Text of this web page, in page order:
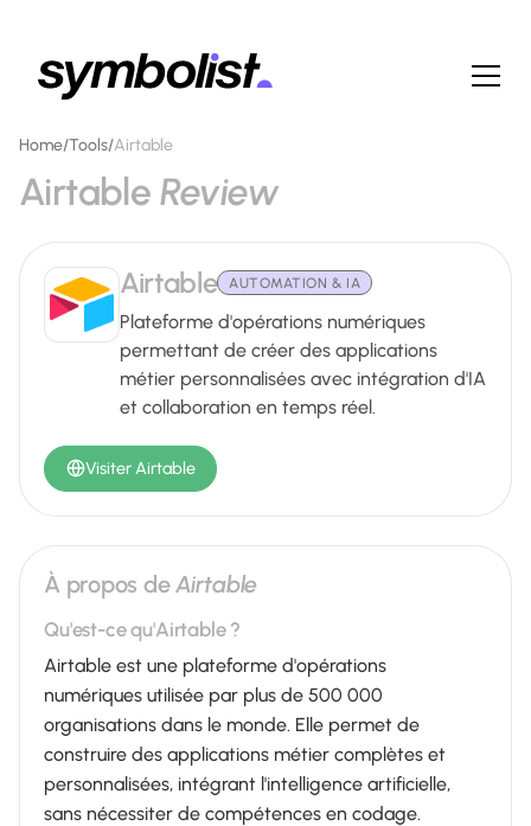
Home/Tools/Airtable
Airtable Review
Airtable AUTOMATION & IA
Plateforme d'opérations numériques
permettant de créer des applications
métier personnalisées avec intégration d'IA
et collaboration en temps réel.
Visiter Airtable
À propos deAirtable
Qu'est-ce qu'Airtable ?
Airtable est une plateforme d'opérations
numériques utilisée par plus de 500 000
organisations dans le monde. Elle permet de
construire des applications métier complètes et
personnalisées, intégrant l'intelligence artificielle,
sans nécessiter de compétences en codage.